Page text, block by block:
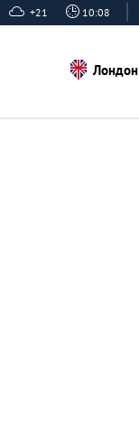
+21 10:08
Лондон